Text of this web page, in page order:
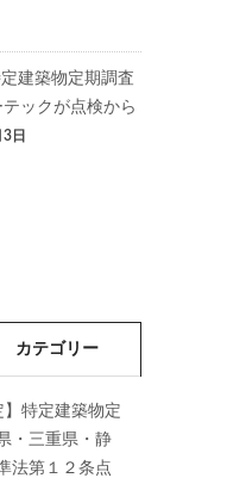
建築物定期調査
ックが点検から
日
カテゴリー
】特定建築物定
・三重県・静
法第１２条点